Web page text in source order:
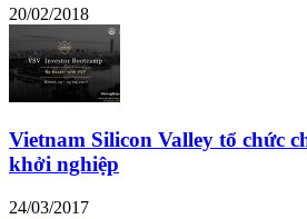
20/02/2018
Vietnam Silicon Valley tổ chức
khởi nghiệp
24/03/2017